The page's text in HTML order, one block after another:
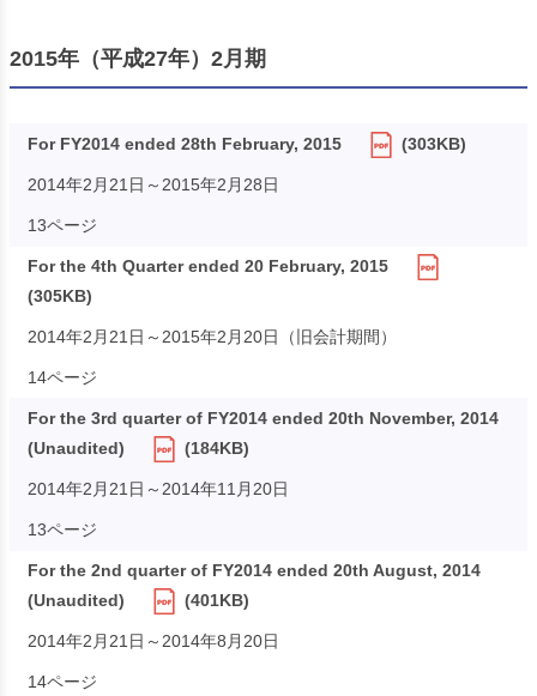
2015年（平成27年）2月期
For FY2014 ended 28th February, 2015 (303KB)
2014年2月21日～2015年2月28日
13ページ
For the 4th Quarter ended 20 February, 2015
(305KB)
2014年2月21日～2015年2月20日（旧会計期間）
14ページ
For the 3rd quarter of FY2014 ended 20th November, 2014
(Unaudited)
(184KB)
2014年2月21日～2014年11月20日
13ページ
For the 2nd quarter of FY2014 ended 20th August, 2014
(Unaudited)
(401KB)
2014年2月21日～2014年8月20日
14ページ